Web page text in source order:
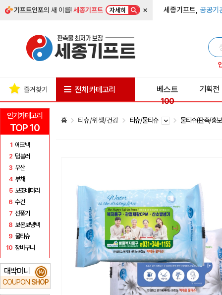
기프트인포의 새 이름!세종기프트 자세히 × 세종기프트, 공공기
인기카테고리
TOP 10
1 에코백
2 텀블러
3 우산
4 부채
5 보조배터리
6 수건
7 선풍기
8 보온보냉백
9 물티슈
10 장바구니
대박머니
COUPON SHOP
₩
즐겨찾기 전체 카테고리
베스트
100
기획전
홈 티슈/위생/건강 티슈/물티슈 물티슈(판촉/홍